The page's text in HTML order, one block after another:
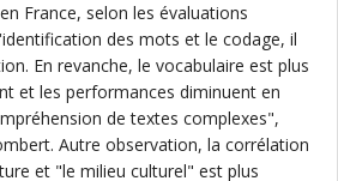
France, selon les évaluations
des mots et le codage, il
En revanche, le vocabulaire est plus
et les performances diminuent en
de textes complexes",
Autre observation, la corrélation
et "le milieu culturel" est plus